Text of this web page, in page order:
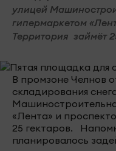
улицей
гипермаркетом
Территория займёт
В промзоне Челнов
складирования
«Лента» и
25 гектаров.
планировалось